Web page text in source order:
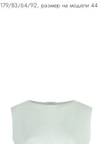
179/83/64/92, размер на модели 44